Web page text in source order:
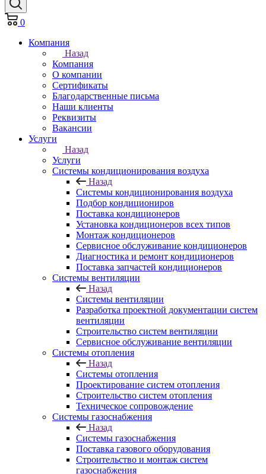
0
Компания
Назад
Компания
О компании
Сертификаты
Благодарственные письма
Наши клиенты
Реквизиты
Вакансии
Услуги
Назад
Услуги
Системы кондиционирования воздуха
Назад
Системы кондиционирования воздуха
Подбор кондициониров
Поставка кондиционеров
Установка кондиционеров всех типов
Монтаж кондиционеров
Сервисное обслуживание кондиционеров
Диагностика и ремонт кондиционеров
Поставка запчастей кондиционеров
Системы вентиляции
Назад
Системы вентиляции
Разработка проектной документации систем
вентиляции
Строительство систем вентиляции
Сервисное обслуживание вентиляции
Системы отопления
Назад
Системы отопления
Проектирование систем отопления
Строительство систем отопления
Техническое сопровождение
Системы газоснабжения
Назад
Системы газоснабжения
Поставка газового оборудования
Строительство и монтаж систем
газоснабжения